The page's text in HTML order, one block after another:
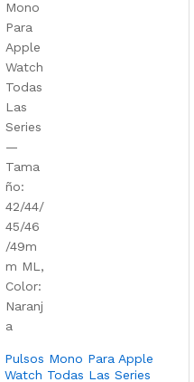
Pulsos Mono Para Apple
Watch Todas Las Series